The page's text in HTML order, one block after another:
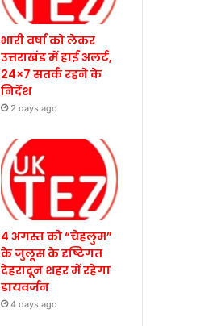
भारी वर्षा को लेकर
उत्तराखंड में हाई अलर्ट,
24×7 सतर्क रहने के
निर्देश
2 days ago
4 अगस्त को “चेहलुम”
के जुलूस के दृष्टिगत
देहरादून शहर में रहेगा
डायवर्जन
4 days ago